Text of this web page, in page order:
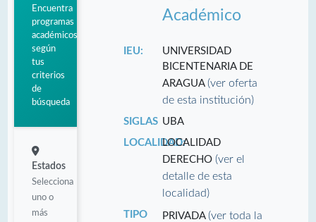
Encuentra
programas
académicos
según
tus
criterios
de
búsqueda
Estados
Selecciona
uno o
más
Académico
IEU:
UNIVERSIDAD
BICENTENARIA DE
ARAGUA(ver oferta
de esta institución)
SIGLAS UBA
LOCALIDAD:LOCALIDAD
DERECHO(ver el
detalle de esta
localidad)
TIPO
PRIVADA(ver toda la